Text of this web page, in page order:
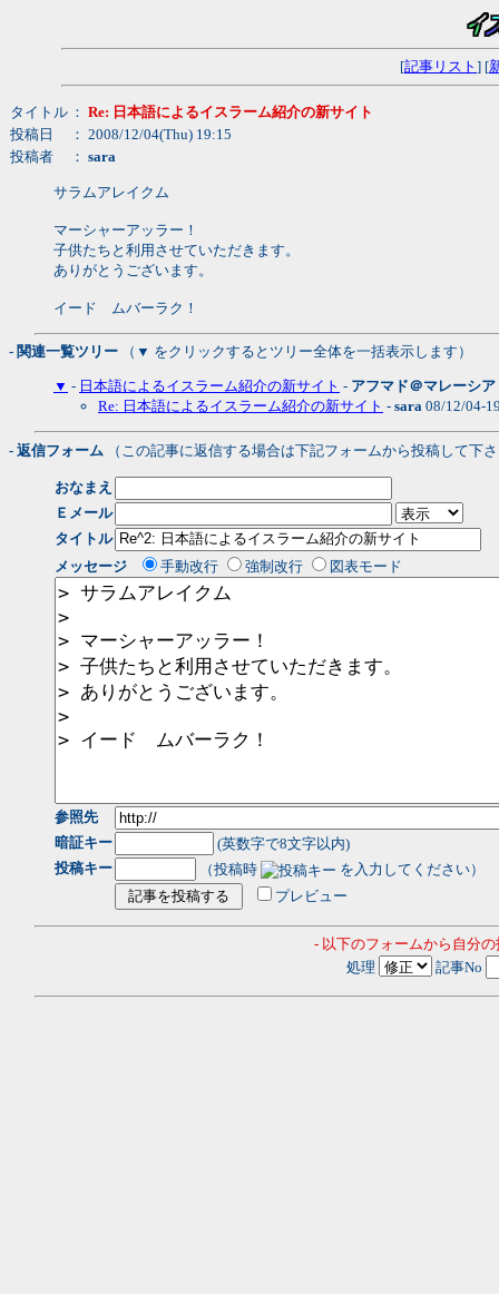
[記事リスト ] [
タイトル ： Re: 日本語によるイスラーム紹介の新サイト
投稿日
： 2008/12/04(Thu) 19:15
投稿者
： sara
サラムアレイクム
マーシャーアッラー！
子供たちと利用させていただきます。
ありがとうございます。
イード ムバーラク！
- 関連一覧ツリー （▼ をクリックするとツリー全体を一括表示します）
▼ - 日本語によるイスラーム紹介の新サイト - アフマド＠マレーシア
Re: 日本語によるイスラーム紹介の新サイト - sara 08/12/04-
- 返信フォーム （この記事に返信する場合は下記フォームから投稿して下
おなまえ
Ｅメール
タイトル
メッセージ
手動改行 強制改行 図表モード
参照先
暗証キー
(英数字で8文字以内)
投稿キー
（投稿時
を入力してください）
プレビュー
- 以下のフォームから自分
処理
記事No